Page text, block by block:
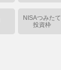
NISAつみたて
投資枠